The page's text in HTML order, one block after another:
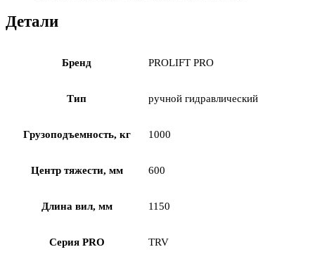
Детали
Бренд PROLIFT PRO
Тип ручной гидравлический
Грузоподъемность, кг 1000
Центр тяжести, мм 600
Длина вил, мм 1150
Серия PRO TRV